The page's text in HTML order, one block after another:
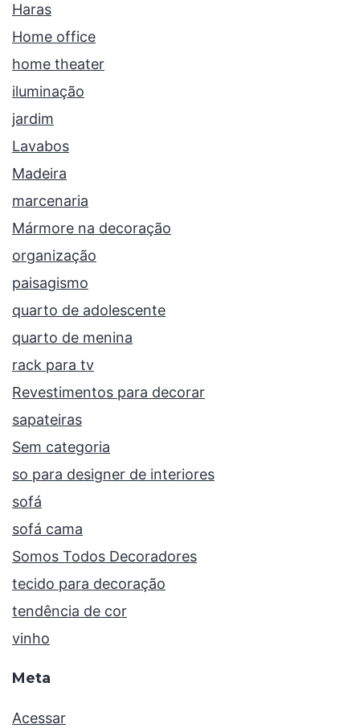
Haras
Home office
home theater
iluminação
jardim
Lavabos
Madeira
marcenaria
Mármore na decoração
organização
paisagismo
quarto de adolescente
quarto de menina
rack para tv
Revestimentos para decorar
sapateiras
Sem categoria
so para designer de interiores
sofá
sofá cama
Somos Todos Decoradores
tecido para decoração
tendência de cor
vinho
Meta
Acessar